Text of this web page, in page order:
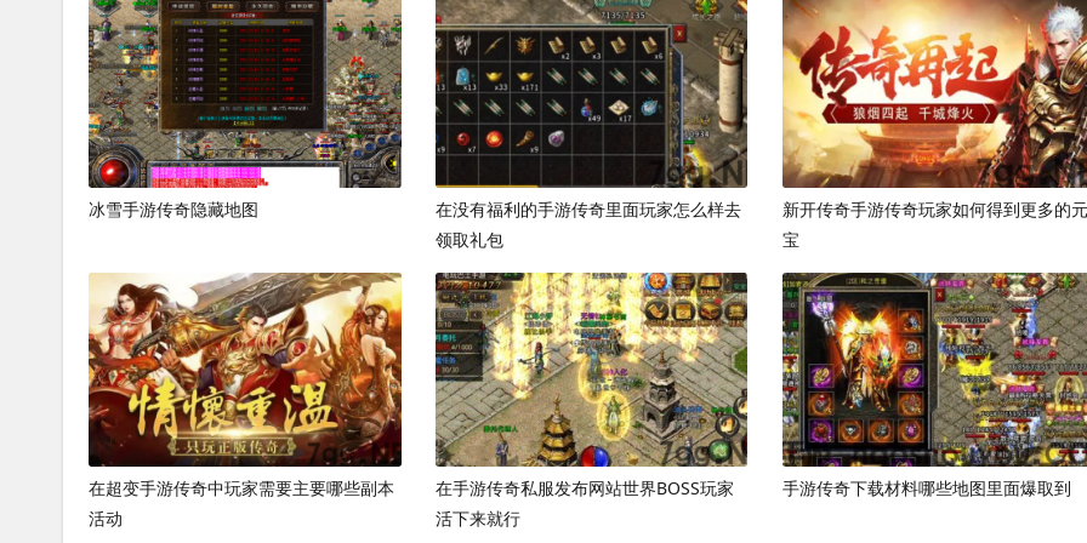
冰雪手游传奇隐藏地图
在没有福利的手游传奇里面玩家怎么样去
领取礼包
新开传奇手游传奇玩家如何得到更多的元
宝
在超变手游传奇中玩家需要主要哪些副本
活动
在手游传奇私服发布网站世界BOSS玩家
活下来就行
手游传奇下载材料哪些地图里面爆取到